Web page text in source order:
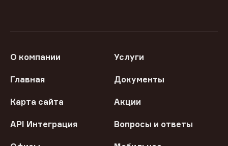
О компании Услуги
Главная Документы
Карта сайта Акции
API Интеграция Вопросы и ответы